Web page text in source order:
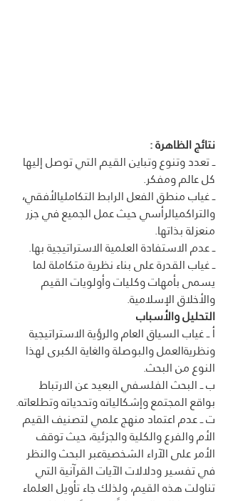
نتائج الظاهرة :
ــ تعدد وتنوع وتباين القيم التي توصل إليها
كل عالم ومفكر.
ــ غياب منطق الفعل الرابط التكامليالأفقي،
والتراكميالرأسي حيث عمل الجميع في جزر
منعزلة بذاتها.
ــ عدم الاستفادة العلمية الاستراتيجية بها.
ــ غياب القدرة على بناء نظرية متكاملة لما
يسمى بأمهات وكليات وأولويات القيم
والأخلاق الإسلامية.
التحليل والأسباب
أ ــ غياب السياق العام والرؤية الاستراتيجية
ونظريةالعمل والبوصلة والغاية الكبرى لهذا
النوع من البحث.
ب ــ البحث الفلسفي البعيد عن الارتباط
بواقع المجتمع وإشكالياته وتحدياته وتطلعاته.
ت ــ عدم اعتماد منهج علمي لتصنيف القيم
الأم والفرع والكلية والجزئية، حيث توقف
الأمر على الآراء الشخصيةعبر البحث والنظر
في تفسير ودلالات الآيات القرآنية التي
تناولت هذه القيم، ولذلك جاء تأويل العلماء